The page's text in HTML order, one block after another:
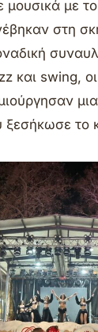
μουσικά με
στη
και swing,
μια
το